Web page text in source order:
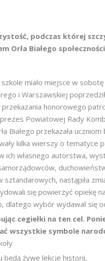
podczas której
Białego społeczności
miało miejsce w
i Warszawskiej
honorowego
Powiatowej Rady
Białego przekazała
kilka wierszy o tematyce
ich własnego autorstwa,
nastąpiła
się powierzyć opiekę
dlatego wybór wydawał się
cegiełki na ten cel.
wszystkie symbole
będą żywe lekcje historii,